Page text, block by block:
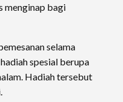
menginap bagi
selama
spesial berupa
Hadiah tersebut